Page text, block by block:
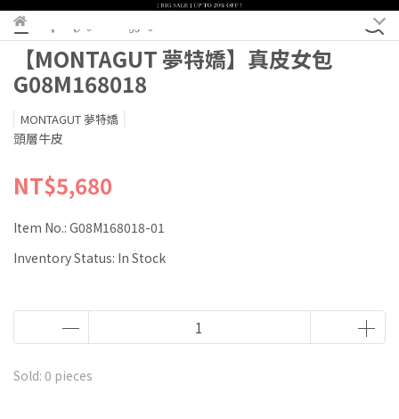
【MONTAGUT 夢特嬌】真皮女包
G08M168018
MONTAGUT 夢特嬌
頭層牛皮
NT$5,680
Item No.: G08M168018-01
Inventory Status: In Stock
Sold: 0 pieces